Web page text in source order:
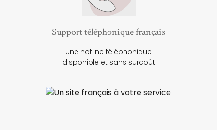
Support téléphonique français
Une hotline téléphonique
disponible et sans surcoût